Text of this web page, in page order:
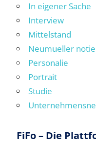
In eigener Sache
Interview
Mittelstand
Neumueller
Personalie
Portrait
Studie
FiFo – Die